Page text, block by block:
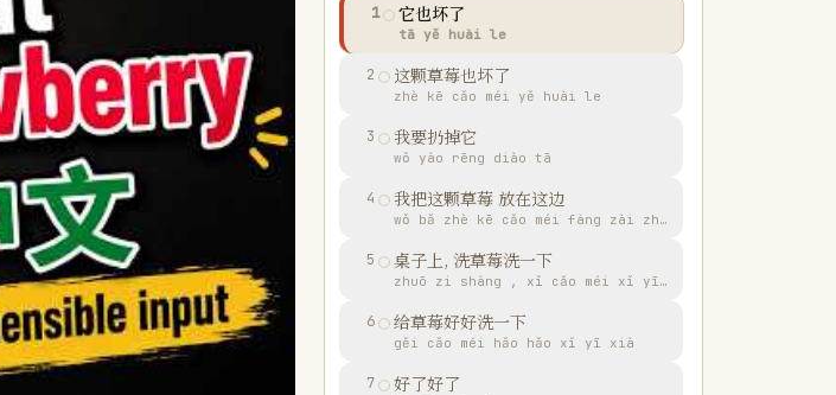
1 它也坏了
tā yě huài le
2 这颗草莓也坏了
zhè kē cǎo méi yě huài le
3 我要扔掉它
wǒ yào rēng diào tā
4 我把这颗草莓 放在这边
wǒ bǎ zhè kē cǎo méi fàng zài zhè biān
5 桌子上, 洗草莓洗一下
zhuō zi shàng , xǐ cǎo méi xǐ yī xià
6 给草莓好好洗一下
gěi cǎo méi hǎo hǎo xǐ yī xià
7 好了好了